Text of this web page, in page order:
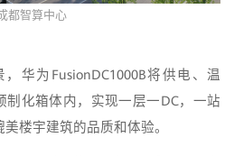
都智算中心
华为FusionDC1000B将供电、温
制化箱体内，实现一层一DC，一站
楼宇建筑的品质和体验。